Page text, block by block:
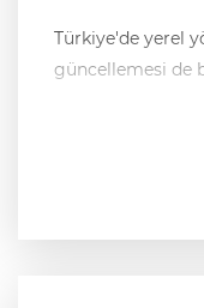
Türkiye'de yerel